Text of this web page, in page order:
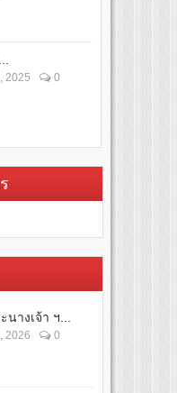
2025 0
นางเจ้า ฯ...
2026 0